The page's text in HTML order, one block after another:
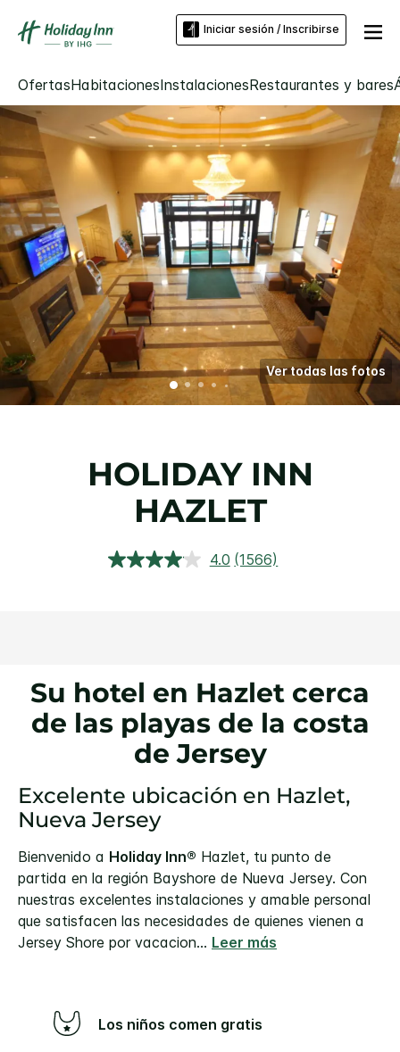
Iniciar sesión / Inscribirse
OfertasHabitacionesInstalacionesRestaurantes y bares
Ver todas las fotos
HOLIDAY INN
HAZLET
4.0 Lea
(1566)
Su hotel en Hazlet cerca
de las playas de la costa
de Jersey
Excelente ubicación en Hazlet,
Nueva Jersey
Bienvenido a Holiday Inn® Hazlet, tu punto de
partida en la región Bayshore de Nueva Jersey. Con
nuestras excelentes instalaciones y amable personal
que satisfacen las necesidades de quienes vienen a
Jersey Shore por vacacion... Leer más
Los niños comen gratis